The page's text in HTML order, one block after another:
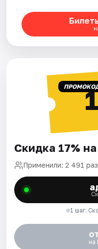
Скидка 17%
Применили: 2 491 раз
1 шаг.
на